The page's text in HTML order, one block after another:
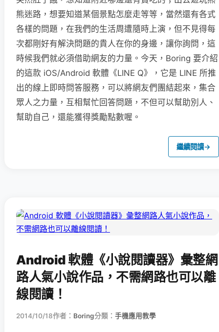
熊迷路，想要知道某個景點怎麼走等等，當然還有各式
各樣的問題，在我們的生活周遭隨時上演，但不見得每
次都剛好有解決問題的貴人在你的身邊，讓你詢問，這
時候我們就必須借助網友的力量。今天，Boring 要介紹
的這款 iOS/Android 軟體《LINE Q》，它是 LINE 所推
出的線上即時問答服務，可以將網友們團結起來，集合
眾人之力量，互相幫忙回答問題，不但可以幫助別人、
幫助自己，還能獲得獎勵點數喔。
繼續閱讀→
Android 軟體《小說閱讀器》彙整網
路人氣小說作品，不需網路也可以離
線閱讀！
2014/10/18作者： Boring分類： 手機應用教學